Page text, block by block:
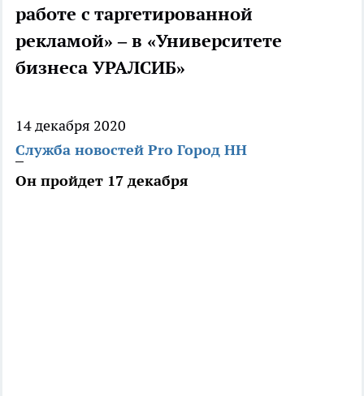
работе с таргетированной
рекламой» – в «Университете
бизнеса УРАЛСИБ»
14 декабря 2020
Служба новостей Pro Город НН
Он пройдет 17 декабря